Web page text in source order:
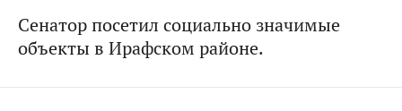
Сенатор посетил социально значимые
объекты в Ирафском районе.